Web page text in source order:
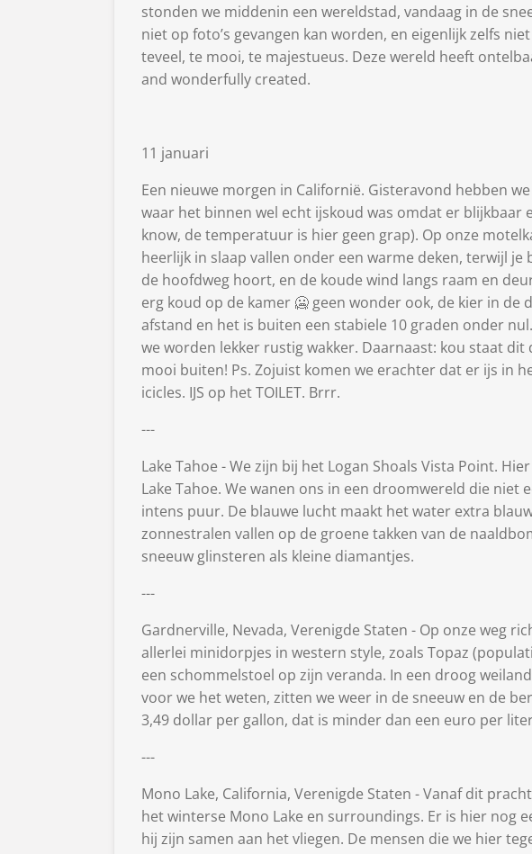
stonden we middenin een wereldstad, vandaag in de
niet op foto’s gevangen kan worden, en eigenlijk zelfs
teveel, te mooi, te majestueus. Deze wereld heeft
and wonderfully created.
11 januari
Een nieuwe morgen in Californië. Gisteravond hebben
waar het binnen wel echt ijskoud was omdat er blijkbaar
know, de temperatuur is hier geen grap). Op onze
heerlijk in slaap vallen onder een warme deken, terwijl
de hoofdweg hoort, en de koude wind langs raam en
erg koud op de kamer 🥶 geen wonder ook, de kier in de
afstand en het is buiten een stabiele 10 graden onder
we worden lekker rustig wakker. Daarnaast: kou staat dit
mooi buiten! Ps. Zojuist komen we erachter dat er ijs in
icicles. IJS op het TOILET. Brrr.
---
Lake Tahoe - We zijn bij het Logan Shoals Vista Point.
Lake Tahoe. We wanen ons in een droomwereld die niet
intens puur. De blauwe lucht maakt het water extra
zonnestralen vallen op de groene takken van de
sneeuw glinsteren als kleine diamantjes.
---
Gardnerville, Nevada, Verenigde Staten - Op onze weg
allerlei minidorpjes in western style, zoals Topaz
een schommelstoel op zijn veranda. In een droog
voor we het weten, zitten we weer in de sneeuw en de
3,49 dollar per gallon, dat is minder dan een euro per
---
Mono Lake, California, Verenigde Staten - Vanaf dit
het winterse Mono Lake en surroundings. Er is hier nog
hij zijn samen aan het vliegen. De mensen die we hier